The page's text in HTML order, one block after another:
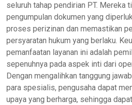
seluruh tahap pendirian PT. Mereka
pengumpulan dokumen yang
proses perizinan dan memastikan
persyaratan hukum yang berlaku.
pemanfaatan layanan ini adalah
sepenuhnya pada aspek inti dari
Dengan mengalihkan tanggung
para spesialis, pengusaha dapat
upaya yang berharga, sehingga